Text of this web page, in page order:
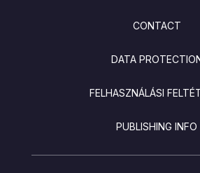
CONTACT
DATA
FELHASZNÁLÁSI
PUBLISHING INFO